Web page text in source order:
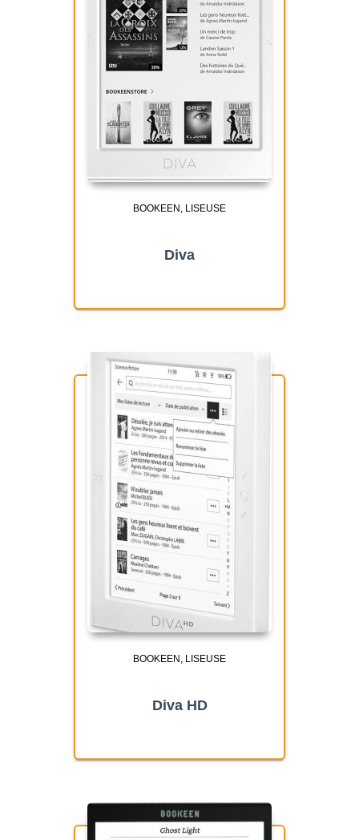
BOOKEEN LISEUSE
Diva
BOOKEEN LISEUSE
Diva HD